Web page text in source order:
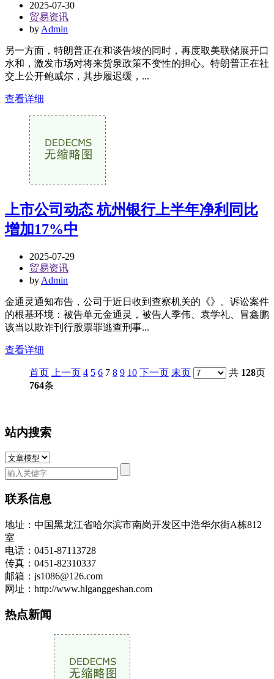
2025-07-30
贸易资讯
by Admin
另一方面，特朗普正在和谈告竣的同时，再度取美联储展开口
水和，激发市场对将来货泉政策不变性的担心。特朗普正在社
交上公开鲍威尔，其步履迟缓，...
查看详细
上市公司动态 杭州银行上半年净利同比
增加17%中
2025-07-29
贸易资讯
by Admin
金通灵通知布告，公司于近日收到查察机关的《》。诉讼案件
的根基环境：被告单元金通灵，被告人季伟、袁学礼、冒鑫鹏
该当以欺诈刊行股票罪逃查刑事...
查看详细
首页 上一页 4 5 6 7 8 9 10 下一页 末页 共 128页
764条
站内搜索
联系信息
地址：中国黑龙江省哈尔滨市南岗开发区中浩华尔街A栋812
室
电话：0451-87113728
传真：0451-82310337
邮箱：js1086@126.com
网址：http://www.hlganggeshan.com
热点新闻